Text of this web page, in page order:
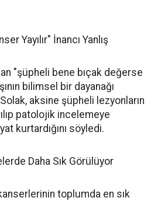
Yayılır" İnancı Yanlış
"şüpheli bene bıçak değerse
bilimsel bir dayanağı
aksine şüpheli lezyonların
patolojik incelemeye
kurtardığını söyledi.
Daha Sık Görülüyor
toplumda en sık